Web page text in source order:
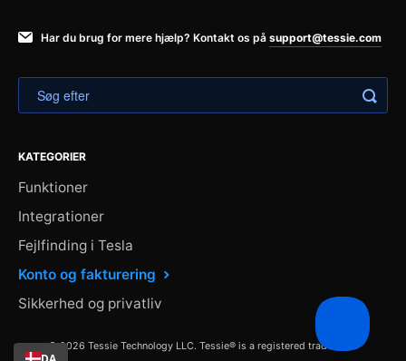
Har du brug for mere hjælp? Kontakt os på support@tessie.com
KATEGORIER
Funktioner
Integrationer
Fejlfinding i Tesla
Konto og fakturering
Sikkerhed og privatliv
© 2026 Tessie Technology LLC. Tessie® is a registered trademark.